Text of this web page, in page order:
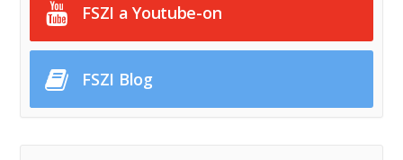
FSZI a Youtube-on
FSZI Blog